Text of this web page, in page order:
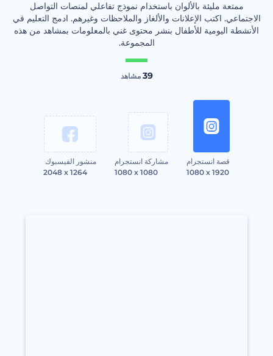
ممتعة مليئة بالألوان باستخدام نموذج تفاعلي لمنصات التواصل
الاجتماعي. اكتب الإعلانات والألغاز والملاحظات وغيرهم. ادمج التعليم في
الأنشطة اليومية للأطفال بنشر محتوى غني بالمعلومات بمشاهد من هذه
المجموعة.
39 مشاهد
قصة انستجرام
1080 x 1920
مشاركة انستجرام
1080 x 1080
منشور الفيسبوك
2048 x 1264